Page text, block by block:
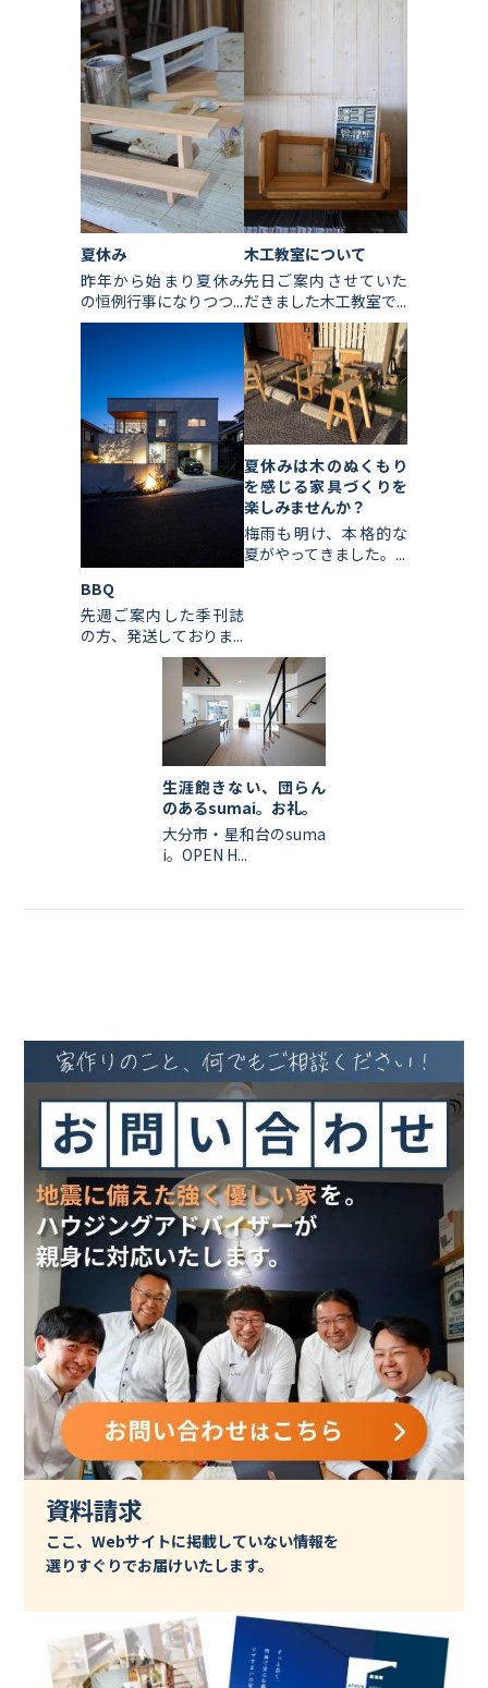
夏休み
昨年から始まり夏休み
の恒例行事になりつつ...
木工教室について
先日ご案内させていた
だきました木工教室で...
BBQ
先週ご案内した季刊誌
の方、発送しておりま...
夏休みは木のぬくもり
を感じる家具づくりを
楽しみませんか？
梅雨も明け、本格的な
夏がやってきました。...
生涯飽きない、団らん
のあるsumai。お礼。
大分市・星和台のsuma
i。OPEN H...
資料請求
ここ、Webサイトに掲載していない情報を
選りすぐりでお届けいたします。